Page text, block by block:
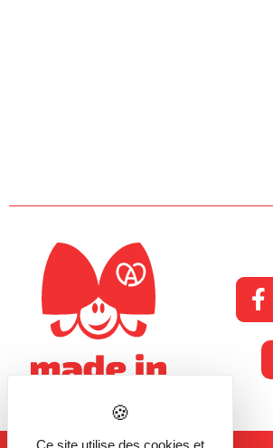
Ce site utilise des cookies et